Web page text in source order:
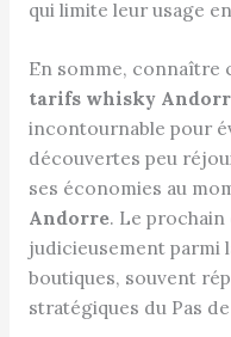
qui limite leur usage
En somme, connaître
tarifs whisky
incontournable pour
découvertes peu
ses économies au
Andorre. Le
judicieusement parmi
boutiques, souvent
stratégiques du Pas